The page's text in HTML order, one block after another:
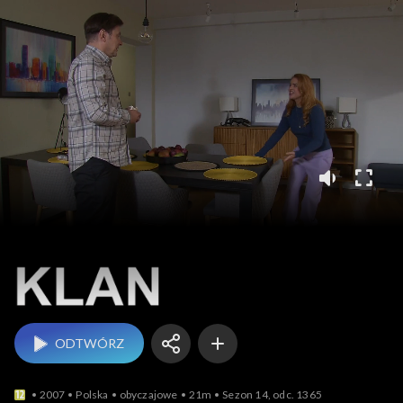
ODTWÓRZ
2007 Polska obyczajowe 21m Sezon 14, odc. 1365